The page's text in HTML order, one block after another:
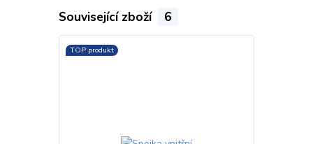
Související zboží 6
TOP produkt